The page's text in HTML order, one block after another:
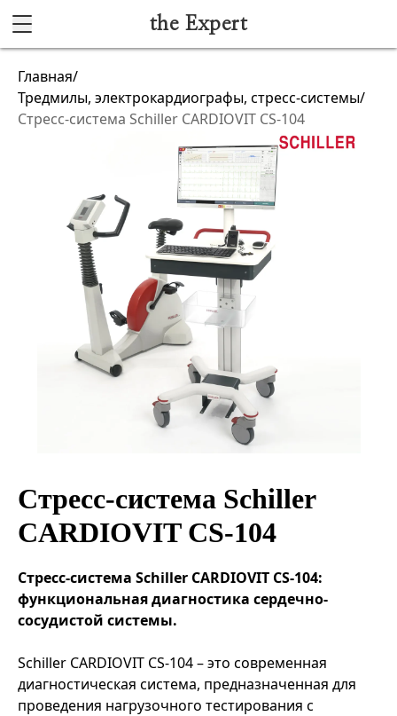
the Expert
Акушерство и гинекология
Анестезиология и реанимация
Лучевая диагностика
Ультразвуковая диагностика
Офтальмологическое оборудование
Хирургическое оборудование
Функциональная диагностика
Эндоваскулярные технологии
Главная/
Тредмилы, электрокардиографы, стресс-системы/
Стресс-система Schiller CARDIOVIT CS-104
Стресс-система Schiller
CARDIOVIT CS-104
Стресс-система Schiller CARDIOVIT CS-104:
функциональная диагностика сердечно-
сосудистой системы.
Schiller CARDIOVIT CS-104 – это современная
диагностическая система, предназначенная для
проведения нагрузочного тестирования с